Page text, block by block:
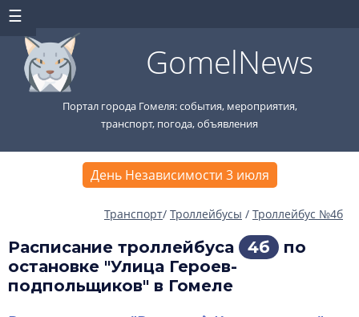
GomelNews
Портал города Гомеля: события, мероприятия,
транспорт, погода, объявления
День Независимости 3 июля
Транспорт/ Троллейбусы / Троллейбус №4б
Расписание троллейбуса 4б
по
остановке "Улица Героев-
подпольщиков" в Гомеле